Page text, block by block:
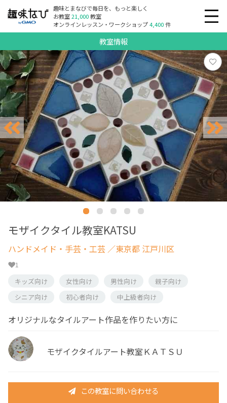
趣味とまなびで毎日を、もっと楽しく
お教室21,000教室
オンラインレッスン・ワークショップ4,400件
教室情報
モザイクタイル教室KATSU
ハンドメイド・手芸・工芸 ／東京都 江戸川区
1
キッズ向け
女性向け 男性向け
親子向け
シニア向け
初心者向け 中上級者向け
オリジナルなタイルアート作品を作りたい方に
モザイクタイルアート教室ＫＡＴＳＵ
この教室に問い合わせる